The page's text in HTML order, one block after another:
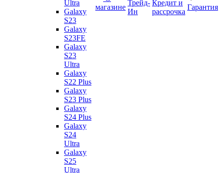
Ultra
Galaxy
S23
Galaxy
S23FE
Galaxy
S23
Ultra
Galaxy
S22 Plus
Galaxy
S23 Plus
Galaxy
S24 Plus
Galaxy
S24
Ultra
Galaxy
S25
Ultra
магазине
Трейд-
Ин
Кредит и
рассрочка
Гарантия